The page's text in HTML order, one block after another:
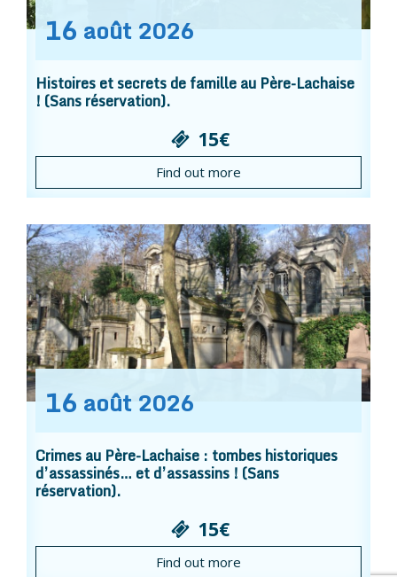
16 août 2026
Histoires et secrets de famille au Père-Lachaise
! (Sans réservation).
15€
Find out more
16 août 2026
Crimes au Père-Lachaise : tombes historiques
d’assassinés… et d’assassins ! (Sans
réservation).
15€
Find out more